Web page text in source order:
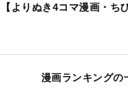
【よりぬき4コマ漫画・ち
漫画ランキングの